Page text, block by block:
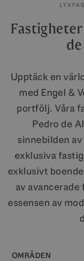
Upptäck en
med Engel &
portfölj. Våra
Pedro de
sinnebilden
exklusiva
exklusivt
av
essensen av
OMRÅDEN